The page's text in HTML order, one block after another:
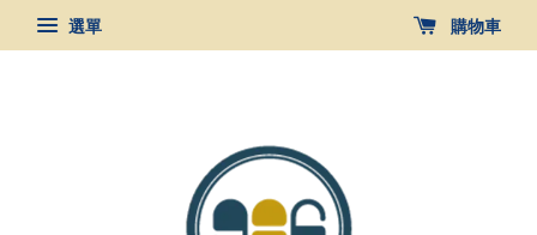
選單 購物車